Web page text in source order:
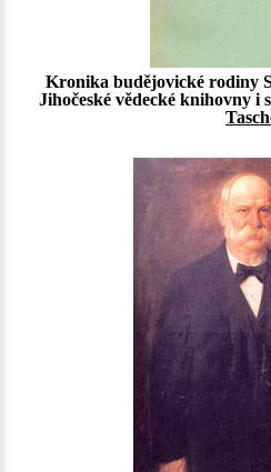
Kronika budějovické rodiny
Jihočeské vědecké knihovny i